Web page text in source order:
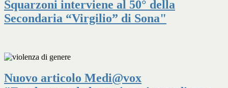
Squarzoni interviene al 50° della
Secondaria “Virgilio” di Sona"
Nuovo articolo Medi@vox